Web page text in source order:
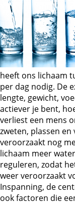
heeft ons lichaam
per dag nodig. De
lengte, gewicht,
actiever je bent,
verliest een mens
zweten, plassen
veroorzaakt nog
lichaam meer
reguleren, zodat
weer veroorzaakt
Inspanning, de
ook factoren die